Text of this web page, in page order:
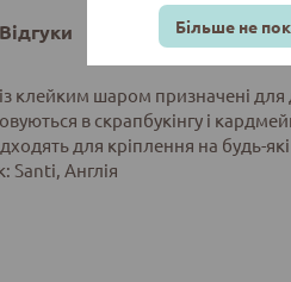
Відгуки
клейким шаром призначені для
в скрапбукінгу і
для кріплення на будь-які
Santi, Англія
Більше не